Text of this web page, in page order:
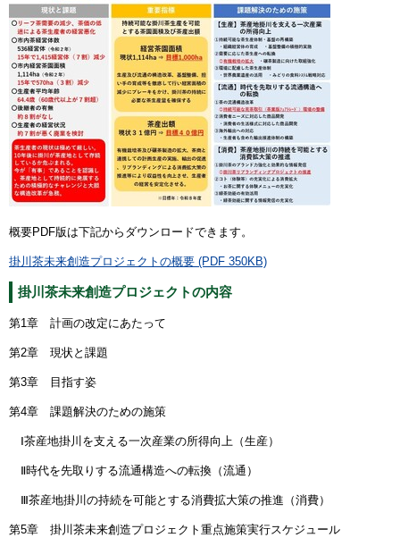
概要PDF版は下記からダウンロードできます。
掛川茶未来創造プロジェクトの概要 (PDF 350KB)
掛川茶未来創造プロジェクトの内容
第1章 計画の改定にあたって
第2章 現状と課題
第3章 目指す姿
第4章 課題解決のための施策
Ⅰ茶産地掛川を支える一次産業の所得向上（生産）
Ⅱ時代を先取りする流通構造への転換（流通）
Ⅲ茶産地掛川の持続を可能とする消費拡大策の推進（消費）
第5章 掛川茶未来創造プロジェクト重点施策実行スケジュール